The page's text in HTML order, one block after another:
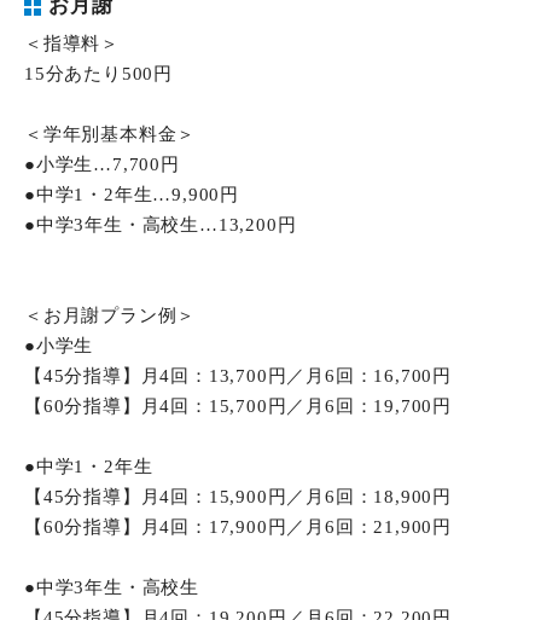
お月謝
＜指導料＞
15分あたり500円
＜学年別基本料金＞
●小学生…7,700円
●中学1・2年生…9,900円
●中学3年生・高校生…13,200円
＜お月謝プラン例＞
●小学生
【45分指導】月4回：13,700円／月6回：16,700円
【60分指導】月4回：15,700円／月6回：19,700円
●中学1・2年生
【45分指導】月4回：15,900円／月6回：18,900円
【60分指導】月4回：17,900円／月6回：21,900円
●中学3年生・高校生